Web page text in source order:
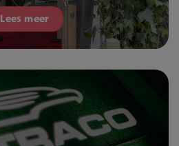
Lees meer